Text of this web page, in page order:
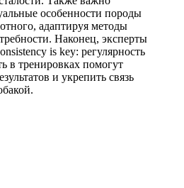
особенности породы
адаптируя методы
Наконец, эксперты
is key: регулярность
в тренировках помогут
и укрепить связь